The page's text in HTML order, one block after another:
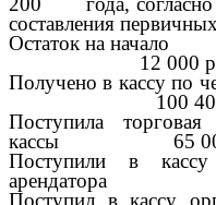
составления
12 000
Получено в кассу
100
Поступила
кассы 65 000
Поступили в
арендатора
Поступил в кассу